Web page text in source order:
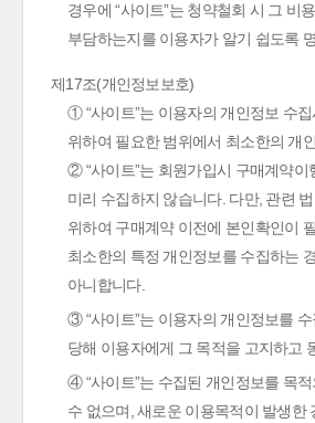
경우에 “사이트”는 청약철회 시 그 비
부담하는지를 이용자가 알기 쉽도록
제17조(개인정보보호)
① “사이트”는 이용자의 개인정보 수
위하여 필요한 범위에서 최소한의 개
② “사이트”는 회원가입시 구매계약이
미리 수집하지 않습니다. 다만, 관련
위하여 구매계약 이전에 본인확인이
최소한의 특정 개인정보를 수집하는
아니합니다.
③ “사이트”는 이용자의 개인정보를
당해 이용자에게 그 목적을 고지하고
④ “사이트”는 수집된 개인정보를 목
수 없으며, 새로운 이용목적이 발생한